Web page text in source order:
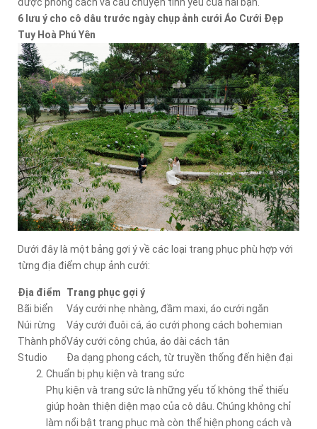
6 lưu ý cho cô dâu trước ngày chụp ảnh cưới Áo Cưới Đẹp
Tuy Hoà Phú Yên
Dưới đây là một bảng gợi ý về các loại trang phục phù hợp với
từng địa điểm chụp ảnh cưới:
Địa điểm
Trang phục gợi ý
Bãi biển
Váy cưới nhẹ nhàng, đầm maxi, áo cưới ngắn
Núi rừng
Váy cưới đuôi cá, áo cưới phong cách bohemian
Thành phốVáy cưới công chúa, áo dài cách tân
Studio
Đa dạng phong cách, từ truyền thống đến hiện đại
Chuẩn bị phụ kiện và trang sức
Phụ kiện và trang sức là những yếu tố không thể thiếu
giúp hoàn thiện diện mạo của cô dâu. Chúng không chỉ
làm nổi bật trang phục mà còn thể hiện phong cách và